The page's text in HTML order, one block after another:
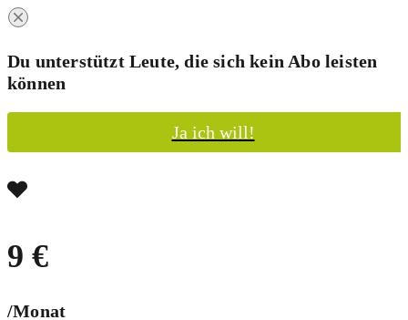
Du unterstützt Leute, die sich kein Abo leisten
können
Ja ich will!
9 €
/Monat